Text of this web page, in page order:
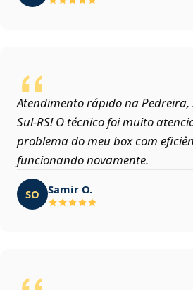
Atendimento rápido na Pedreira,
Sul‑RS! O técnico foi muito
problema do meu box com
funcionando novamente.
SO Samir O.